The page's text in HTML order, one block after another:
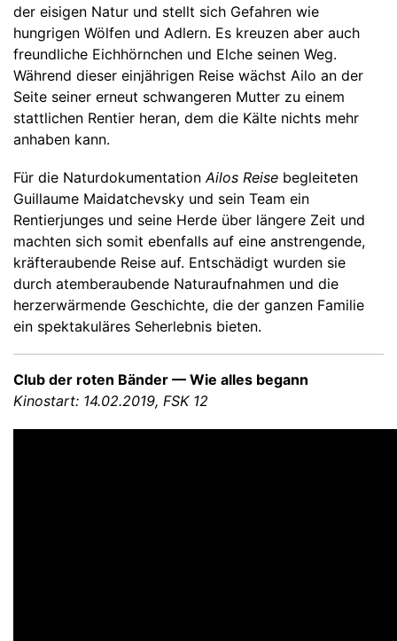
der eisigen Natur und stellt sich Gefahren wie
hungrigen Wölfen und Adlern. Es kreuzen aber auch
freundliche Eichhörnchen und Elche seinen Weg.
Während dieser einjährigen Reise wächst Ailo an der
Seite seiner erneut schwangeren Mutter zu einem
stattlichen Rentier heran, dem die Kälte nichts mehr
anhaben kann.
Für die NaturdokumentationAilos Reise begleiteten
Guillaume Maidatchevsky und sein Team ein
Rentierjunges und seine Herde über längere Zeit und
machten sich somit ebenfalls auf eine anstrengende,
kräfteraubende Reise auf. Entschädigt wurden sie
durch atemberaubende Naturaufnahmen und die
herzerwärmende Geschichte, die der ganzen Familie
ein spektakuläres Seherlebnis bieten.
Club der roten Bänder — Wie alles begann
Kinostart: 14.02.2019, FSK 12